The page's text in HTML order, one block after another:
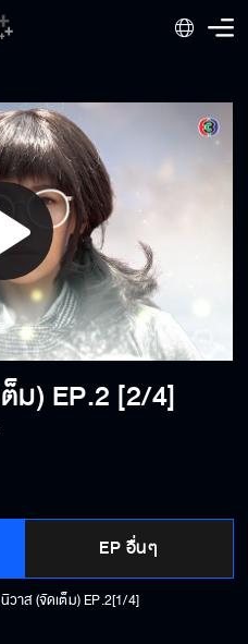
ม) EP.2 [2/4]
EP อื่นๆ
าส (จัดเต็ม) EP.2[1/4]